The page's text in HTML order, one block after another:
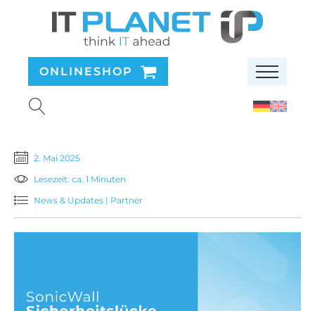
ONLINESHOP
2. Mai 2025
Lesezeit: ca. 1 Minuten
News & Updates | Partner